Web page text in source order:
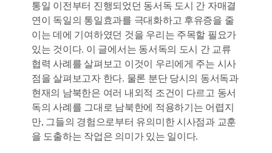
통일 이전부터 진행되었던 동서독 도시 간 자매결
연이 독일의 통일효과를 극대화하고 후유증을 줄
이는 데에 기여하였던 것을 우리는 주목할 필요가
있는 것이다. 이 글에서는 동서독의 도시 간 교류
협력 사례를 살펴보고 이것이 우리에게 주는 시사
점을 살펴보고자 한다. 물론 분단 당시의 동서독과
현재의 남북한은 여러 내외적 조건이 다르고 동서
독의 사례를 그대로 남북한에 적용하기는 어렵지
만, 그들의 경험으로부터 유의미한 시사점과 교훈
을 도출하는 작업은 의미가 있는 일이다.